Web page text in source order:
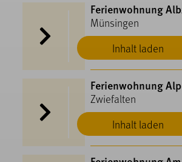
Inhalt laden
Ferienwohnung
Münsingen
Inhalt laden
Ferienwohnung
Zwiefalten